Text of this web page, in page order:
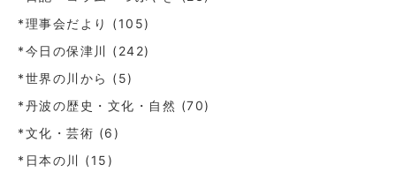
*理事会だより
(105)
*今日の保津川 (242)
*世界の川から (5)
*丹波の歴史・文化・自然 (70)
*文化・芸術 (6)
*日本の川 (15)